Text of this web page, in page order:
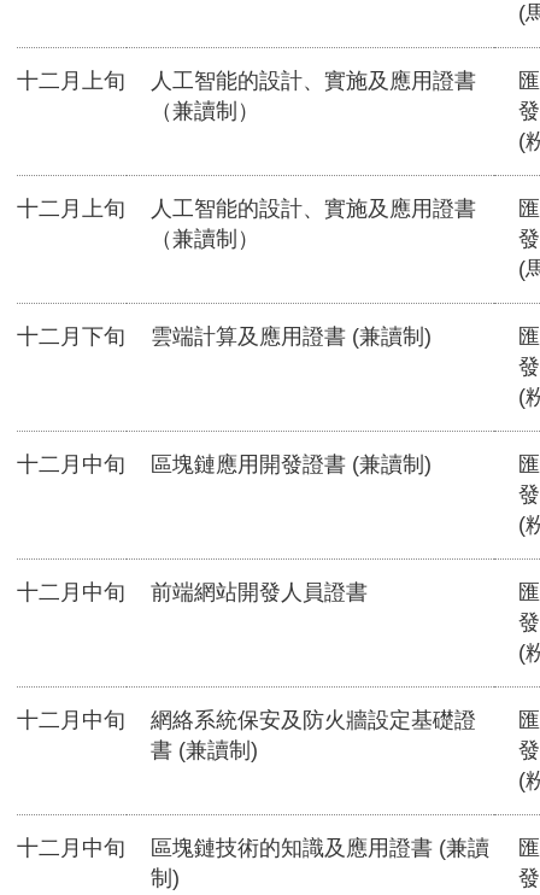
(
十二月上旬
人工智能的設計、實施及應用證書
（兼讀制）
(
十二月上旬
人工智能的設計、實施及應用證書
（兼讀制）
(
十二月下旬 雲端計算及應用證書 (兼讀制)
(
十二月中旬 區塊鏈應用開發證書 (兼讀制)
(
十二月中旬 前端網站開發人員證書
(
十二月中旬
網絡系統保安及防火牆設定基礎證
書 (兼讀制)
(
十二月中旬
區塊鏈技術的知識及應用證書 (兼讀
制)